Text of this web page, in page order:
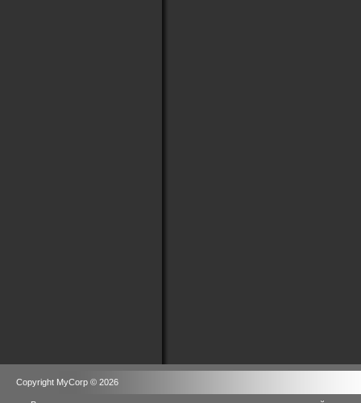
Copyright MyCorp © 2026